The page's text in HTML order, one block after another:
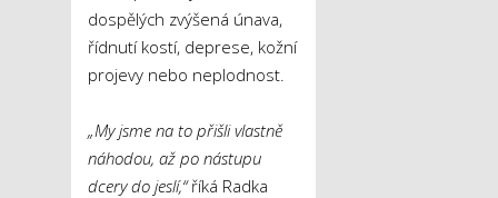
dospělých zvýšená únava,
řídnutí kostí, deprese, kožní
projevy nebo neplodnost.
„My jsme na to přišli vlastně
náhodou, až po nástupu
dcery do jeslí,“říká Radka